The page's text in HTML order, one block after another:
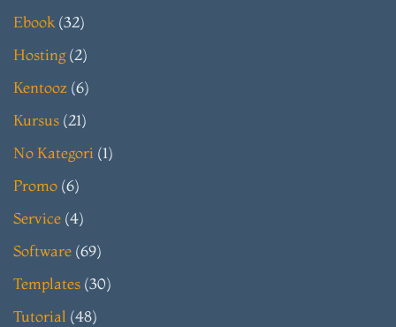
Ebook (32)
Hosting(2)
Kentooz (6)
Kursus (21)
No Kategori (1)
Promo (6)
Service (4)
Software (69)
Templates (30)
Tutorial (48)